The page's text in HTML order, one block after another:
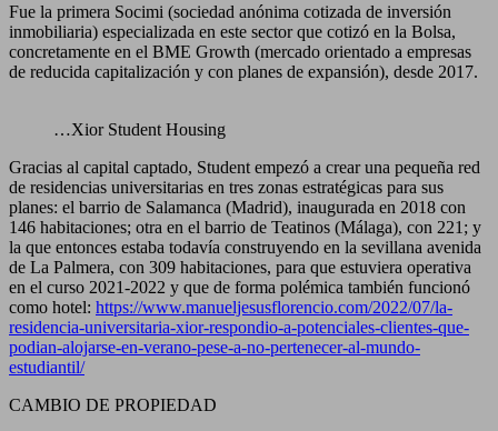
Fue la primera Socimi (sociedad anónima cotizada de inversión
inmobiliaria) especializada en este sector que cotizó en la Bolsa,
concretamente en el BME Growth (mercado orientado a empresas
de reducida capitalización y con planes de expansión), desde 2017.
…Xior Student Housing
Gracias al capital captado, Student empezó a crear una pequeña red
de residencias universitarias en tres zonas estratégicas para sus
planes: el barrio de Salamanca (Madrid), inaugurada en 2018 con
146 habitaciones; otra en el barrio de Teatinos (Málaga), con 221; y
la que entonces estaba todavía construyendo en la sevillana avenida
de La Palmera, con 309 habitaciones, para que estuviera operativa
en el curso 2021-2022 y que de forma polémica también funcionó
como hotel: https://www.manueljesusflorencio.com/2022/07/la-
residencia-universitaria-xior-respondio-a-potenciales-clientes-que-
podian-alojarse-en-verano-pese-a-no-pertenecer-al-mundo-
estudiantil/
CAMBIO DE PROPIEDAD